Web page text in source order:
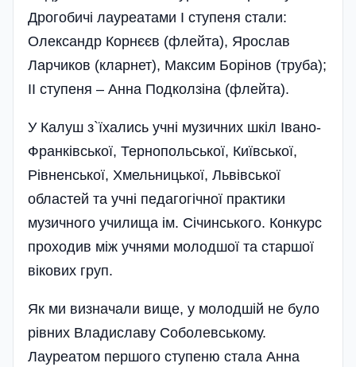
Дрогобичі лауреатами І ступеня стали:
Олександр Корнєєв (флейта), Ярослав
Ларчиков (кларнет), Максим Борінов (труба);
ІІ ступеня – Анна Подколзіна (флейта).
У Калуш з`їхались учні музичних шкіл Івано-
Франківської, Тернопольської, Київської,
Рівненської, Хмельницької, Львівської
областей та учні педагогічної практики
музичного училища ім. Січинського. Конкурс
проходив між учнями молодшої та старшої
вікових груп.
Як ми визначали вище, у молодшій не було
рівних Владиславу Соболевському.
Лауреатом першого ступеню стала Анна